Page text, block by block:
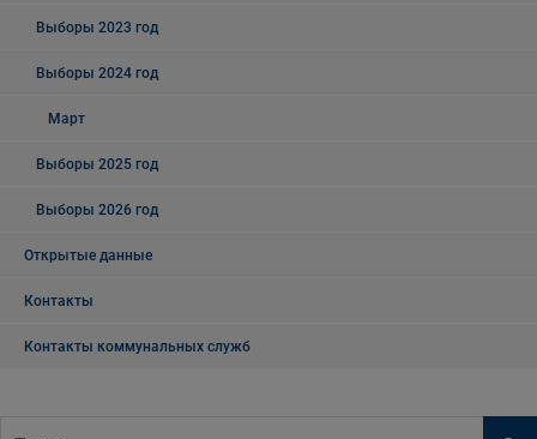
Выборы 2023 год
Выборы 2024 год
Март
Выборы 2025 год
Выборы 2026 год
Открытые данные
Контакты
Контакты коммунальных служб